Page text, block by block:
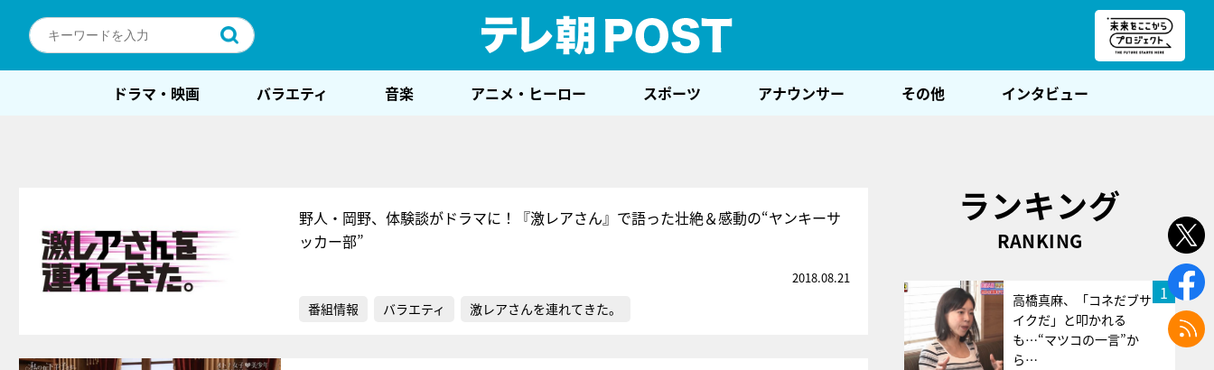
ドラマ・映画 バラエティ 音楽 アニメ・ヒーロー スポーツ アナウンサー その他 インタビュー
野人・岡野、体験談がドラマに！『激レアさん』で語った壮絶＆感動の“ヤンキーサ
ッカー部”
2018.08.21
番組情報 バラエティ 激レアさんを連れてきた。
ランキング
RANKING
1
高橋真麻、「コネだブサ
イクだ」と叩かれる
も…“マツコの一言”か
ら…